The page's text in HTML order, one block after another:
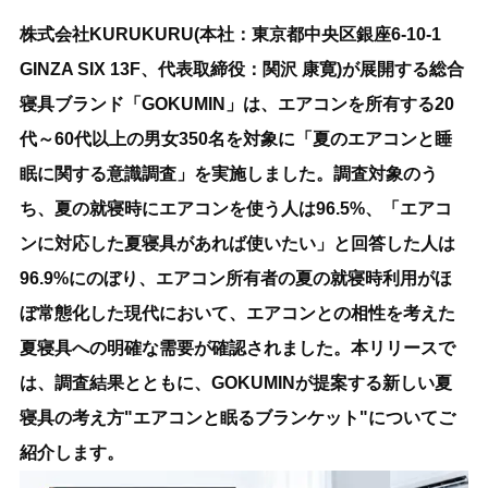
株式会社KURUKURU(本社：東京都中央区銀座6-10-1
GINZA SIX 13F、代表取締役：関沢 康寛)が展開する総合
寝具ブランド「GOKUMIN」は、エアコンを所有する20
代～60代以上の男女350名を対象に「夏のエアコンと睡
眠に関する意識調査」を実施しました。調査対象のう
ち、夏の就寝時にエアコンを使う人は96.5%、「エアコ
ンに対応した夏寝具があれば使いたい」と回答した人は
96.9%にのぼり、エアコン所有者の夏の就寝時利用がほ
ぼ常態化した現代において、エアコンとの相性を考えた
夏寝具への明確な需要が確認されました。本リリースで
は、調査結果とともに、GOKUMINが提案する新しい夏
寝具の考え方"エアコンと眠るブランケット"についてご
紹介します。